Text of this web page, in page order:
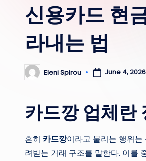
신용카드 현
라내는 법
Posted
by
Eleni Spirou June 4, 2026
카드깡 업체란
흔히 카드깡이라고 불리는 행위는
려받는 거래 구조를 말한다. 이를